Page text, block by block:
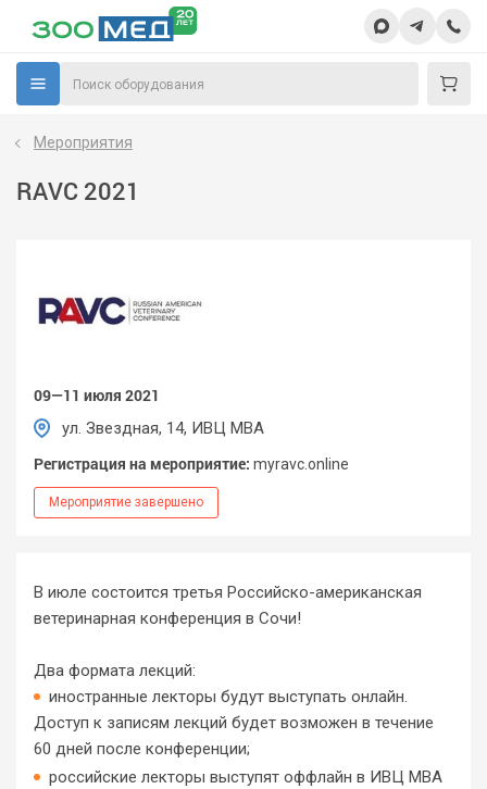
Мероприятия
RAVC 2021
09—11 июля 2021
ул. Звездная, 14, ИВЦ МВА
Регистрация на мероприятие: myravc.online
Мероприятие завершено
В июле состоится третья Российско-американская
ветеринарная конференция в Сочи!
Два формата лекций:
иностранные лекторы будут выступать онлайн.
Доступ к записям лекций будет возможен в течение
60 дней после конференции;
российские лекторы выступят оффлайн в ИВЦ МВА